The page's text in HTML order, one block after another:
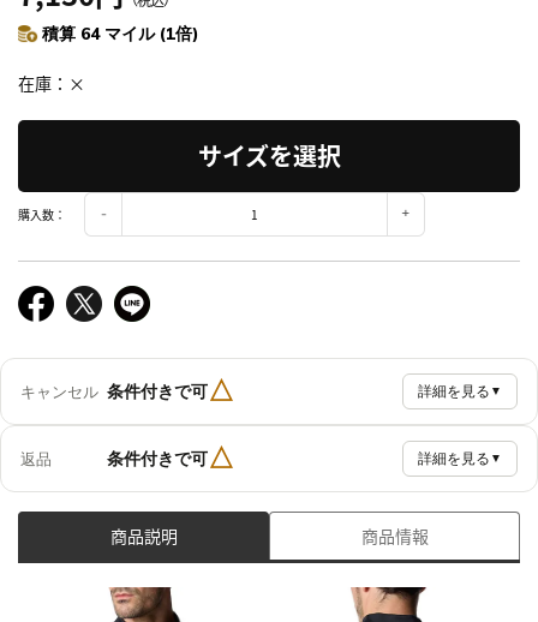
積算 64 マイル (1倍)
在庫 ×
サイズを選択
購入数：
キャンセル 条件付きで可△ 詳細を見る ▼
返品 条件付きで可△ 詳細を見る ▼
商品説明 商品情報